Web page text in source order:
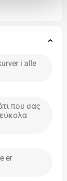
i alle
που σας
εύκολα
er